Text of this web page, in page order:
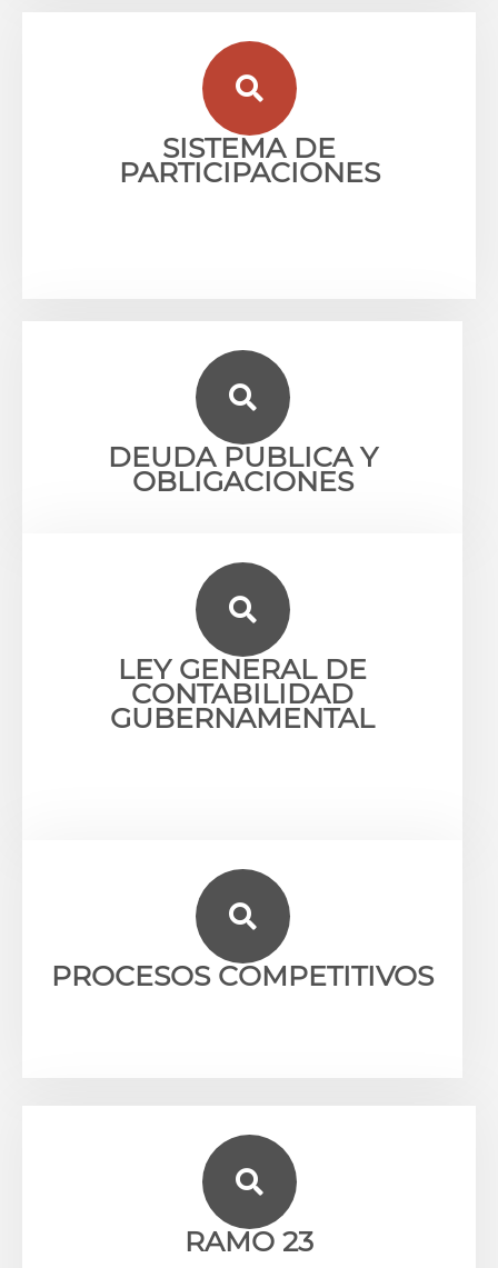
SISTEMA DE
PARTICIPACIONES
DEUDA PUBLICA Y
OBLIGACIONES​
LEY GENERAL DE
CONTABILIDAD
GUBERNAMENTAL​
PROCESOS COMPETITIVOS​
RAMO 23​